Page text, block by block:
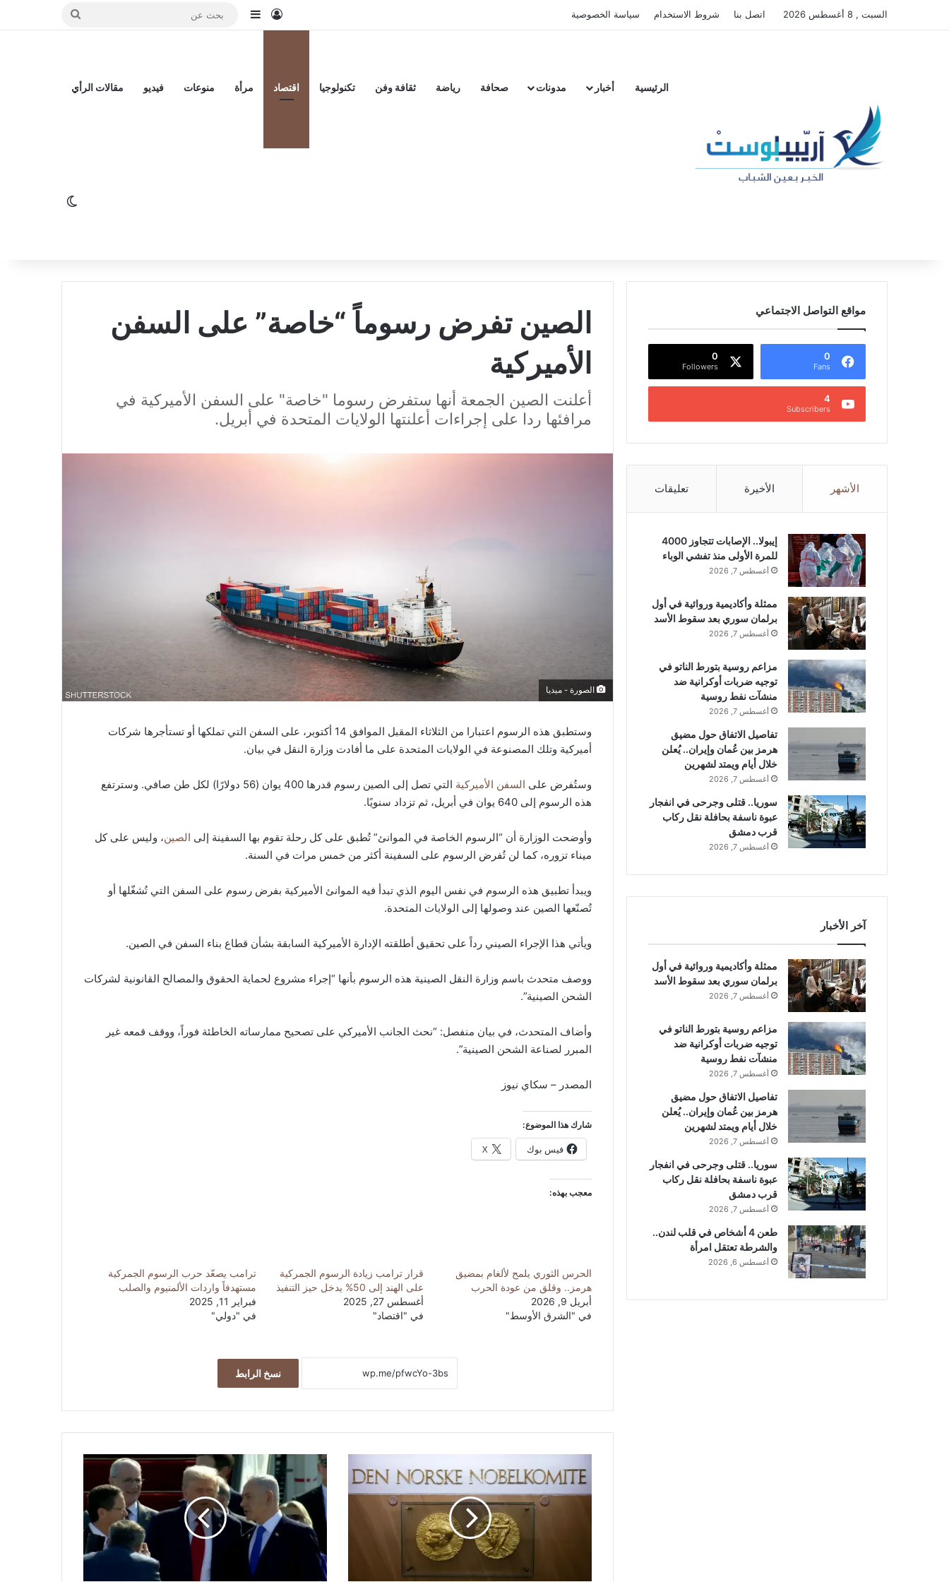
السبت , 8 أغسطس 2026 اتصل بنا شروط الاستخدام سياسة الخصوصية تسجيل الدخول
إضافة عمود جانبي
الرئيسية أخبار مدونات صحافة رياضة ثقافة وفن تكنولوجيا اقتصاد مرأة منوعات فيديو مقالات الرأي
الصين تفرض رسوماً “خاصة” على السفن
الأميركية
أعلنت الصين الجمعة أنها ستفرض رسوما "خاصة" على السفن الأميركية في
مرافئها ردا على إجراءات أعلنتها الولايات المتحدة في أبريل.
الصورة - ميديا
وستطبق هذه الرسوم اعتبارا من الثلاثاء المقبل الموافق 14 أكتوبر، على السفن التي تملكها أو تستأجرها شركات
أميركية وتلك المصنوعة في الولايات المتحدة على ما أفادت وزارة النقل في بيان.
وستُفرض على السفن الأميركية
التي تصل إلى الصين رسوم قدرها 400 يوان (56 دولارًا) لكل طن صافي. وسترتفع
هذه الرسوم إلى 640 يوان في أبريل، ثم تزداد سنويًا.
وأوضحت الوزارة أن “الرسوم الخاصة في الموانئ” تُطبق على كل رحلة تقوم بها السفينة إلى الصين، وليس على كل
ميناء تزوره، كما لن تُفرض الرسوم على السفينة أكثر من خمس مرات في السنة.
ويبدأ تطبيق هذه الرسوم في نفس اليوم الذي تبدأ فيه الموانئ الأميركية بفرض رسوم على السفن التي تُشغّلها أو
تُصنّعها الصين عند وصولها إلى الولايات المتحدة.
ويأتي هذا الإجراء الصيني رداً على تحقيق أطلقته الإدارة الأميركية السابقة بشأن قطاع بناء السفن في الصين.
ووصف متحدث باسم وزارة النقل الصينية هذه الرسوم بأنها “إجراء مشروع لحماية الحقوق والمصالح القانونية لشركات
الشحن الصينية”.
وأضاف المتحدث، في بيان منفصل: “نحث الجانب الأميركي على تصحيح ممارساته الخاطئة فوراً، ووقف قمعه غير
المبرر لصناعة الشحن الصينية”.
المصدر – سكاي نيوز
شارك هذا الموضوع:
فيس بوك X
معجب بهذه:
الحرس الثوري يلمح لألغام بمضيق
هرمز.. وقلق من عودة الحرب
أبريل 9, 2026
في "الشرق الأوسط"
قرار ترامب زيادة الرسوم الجمركية
على الهند إلى 50% يدخل حيز التنفيذ
أغسطس 27, 2025
في "اقتصاد"
ترامب يصعّد حرب الرسوم الجمركية
مستهدفاً واردات الألمنيوم والصلب
فبراير 11, 2025
في "دولي"
نسخ الرابط
س
م
ت
ا
م
ب
ز
و
مواقع التواصل الاجتماعي
0
Fans
0
Followers
4
Subscribers
الأشهر الأخيرة تعليقات
إيبولا.. الإصابات تتجاوز 4000
للمرة الأولى منذ تفشي الوباء
أغسطس 7, 2026
ممثلة وأكاديمية وروائية في أول
برلمان سوري بعد سقوط الأسد
أغسطس 7, 2026
مزاعم روسية بتورط الناتو في
توجيه ضربات أوكرانية ضد
منشآت نفط روسية
أغسطس 7, 2026
تفاصيل الاتفاق حول مضيق
هرمز بين عُمان وإيران.. يُعلن
خلال أيام ويمتد لشهرين
أغسطس 7, 2026
سوريا.. قتلى وجرحى في انفجار
عبوة ناسفة بحافلة نقل ركاب
قرب دمشق
أغسطس 7, 2026
آخر الأخبار
ممثلة وأكاديمية وروائية في أول
برلمان سوري بعد سقوط الأسد
أغسطس 7, 2026
مزاعم روسية بتورط الناتو في
توجيه ضربات أوكرانية ضد
منشآت نفط روسية
أغسطس 7, 2026
تفاصيل الاتفاق حول مضيق
هرمز بين عُمان وإيران.. يُعلن
خلال أيام ويمتد لشهرين
أغسطس 7, 2026
سوريا.. قتلى وجرحى في انفجار
عبوة ناسفة بحافلة نقل ركاب
قرب دمشق
أغسطس 7, 2026
طعن 4 أشخاص في قلب لندن..
والشرطة تعتقل امرأة
أغسطس 6, 2026